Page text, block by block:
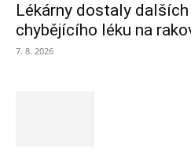
Lékárny dostaly
chybějícího léku na
7. 8. 2026